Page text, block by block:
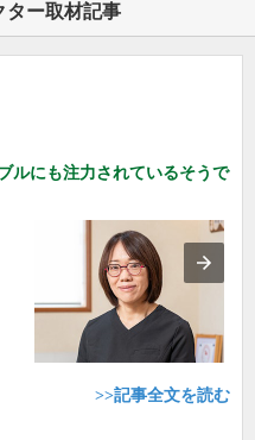
ター取材記事
ルにも注力されているそうで
>>記事全文を読む